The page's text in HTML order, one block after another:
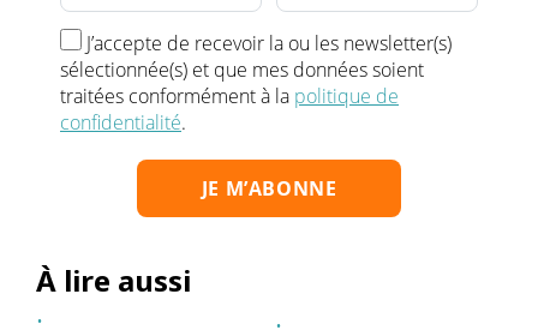
J’accepte de recevoir la ou les newsletter(s)
sélectionnée(s) et que mes données soient
traitées conformément à la politique de
confidentialité.
À lire aussi